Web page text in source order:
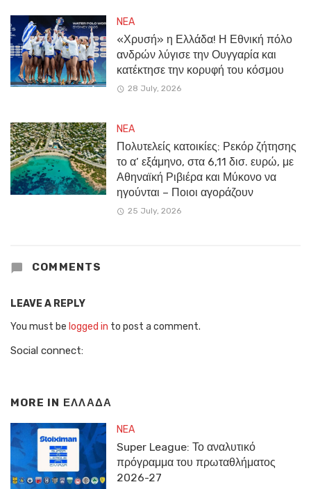
NEA
«Χρυσή» η Ελλάδα! Η Εθνική πόλο
ανδρών λύγισε την Ουγγαρία και
κατέκτησε την κορυφή του κόσμου
28 July, 2026
NEA
Πολυτελείς κατοικίες: Ρεκόρ ζήτησης
το α’ εξάμηνο, στα 6,11 δισ. ευρώ, με
Αθηναϊκή Ριβιέρα και Μύκονο να
ηγούνται – Ποιοι αγοράζουν
25 July, 2026
COMMENTS
LEAVE A REPLY
You must be logged in to post a comment.
Social connect:
MORE IN ΕΛΛΑΔΑ
NEA
Super League: Το αναλυτικό
πρόγραμμα του πρωταθλήματος
2026-27